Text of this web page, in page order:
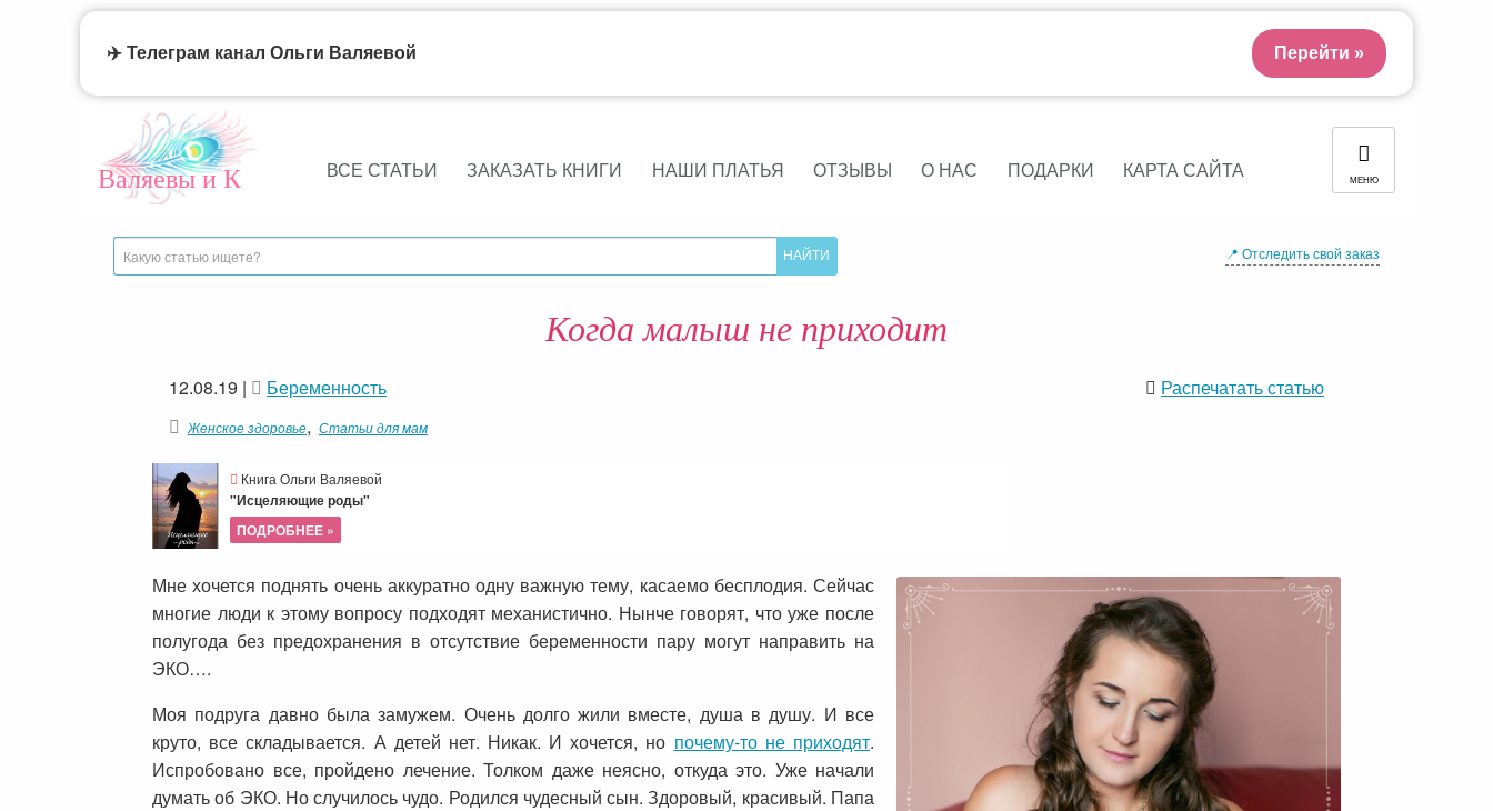
Валяевы и К ВСЕ СТАТЬИ ЗАКАЗАТЬ КНИГИ НАШИ ПЛАТЬЯ ОТЗЫВЫ О НАС ПОДАРКИ КАРТА САЙТА МЕНЮ
📍 Отследить свой заказ
Когда малыш не приходит
12.08.19 | Беременность
Женское здоровье, Статьи для мам
Распечатать статью
Книга Ольги Валяевой
"Исцеляющие роды"
ПОДРОБНЕЕ »
Мне хочется поднять очень аккуратно одну важную тему, касаемо бесплодия. Сейчас
многие люди к этому вопросу подходят механистично. Нынче говорят, что уже после
полугода без предохранения в отсутствие беременности пару могут направить на
ЭКО….
Моя подруга давно была замужем. Очень долго жили вместе, душа в душу. И все
круто, все складывается. А детей нет. Никак. И хочется, но почему-то не приходят.
Испробовано все, пройдено лечение. Толком даже неясно, откуда это. Уже начали
думать об ЭКО. Но случилось чудо. Родился чудесный сын. Здоровый, красивый. Папа
✈️ Телеграм канал Ольги Валяевой Перейти »